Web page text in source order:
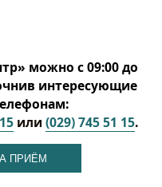
можно с 09:00 до
интересующие
или (029) 745 51 15.
ПРИЁМ